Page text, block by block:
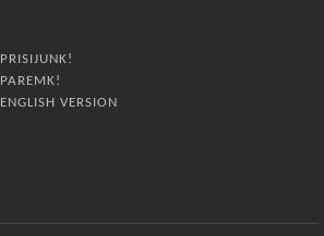
PRISIJUNK!
PAREMK!
ENGLISH VERSION